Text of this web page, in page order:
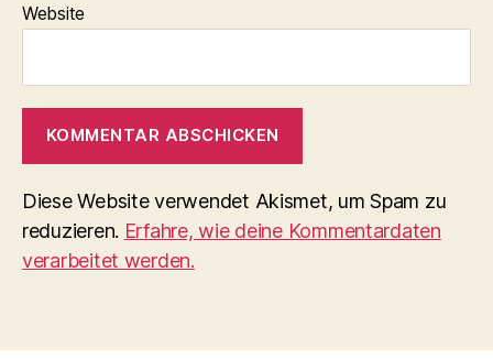
Website
Diese Website verwendet Akismet, um Spam zu
reduzieren. Erfahre, wie deine Kommentardaten
verarbeitet werden.